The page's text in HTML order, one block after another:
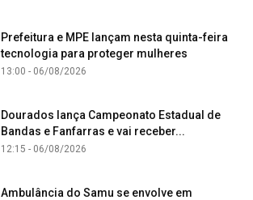
Prefeitura e MPE lançam nesta quinta-feira
tecnologia para proteger mulheres
13:00 - 06/08/2026
Dourados lança Campeonato Estadual de
Bandas e Fanfarras e vai receber...
12:15 - 06/08/2026
Ambulância do Samu se envolve em